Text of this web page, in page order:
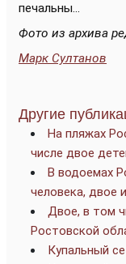
печальны...
Фото из архива
Марк Султанов
Другие
На пляжах
числе двое
В водоемах
человека, двое
Двое, в том
Ростовской
Купальный